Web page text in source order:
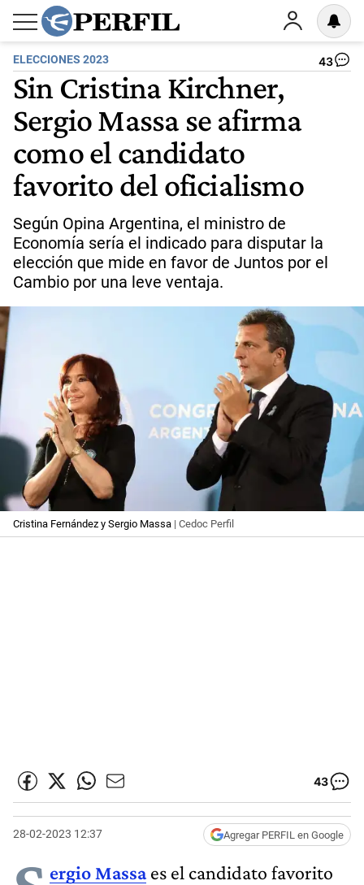
ELECCIONES 2023 43
Sin Cristina Kirchner,
Sergio Massa se afirma
como el candidato
favorito del oficialismo
Según Opina Argentina, el ministro de
Economía sería el indicado para disputar la
elección que mide en favor de Juntos por el
Cambio por una leve ventaja.
Cristina Fernández y Sergio Massa | Cedoc Perfil
43
28-02-2023 12:37 Agregar PERFIL en Google
ergio Massaes el candidato favorito